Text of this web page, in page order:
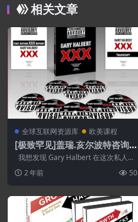
相关文章
全球互联网资源库 欧美课程
[极致罕见]盖瑞.亥尔波特咨询
录音！
我想发现 Gary Halbert 在这次私人咨
2 年前 50